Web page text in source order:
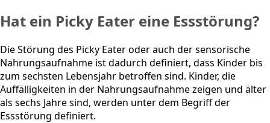
Hat ein Picky Eater eine Essstörung?
Die Störung des Picky Eater oder auch der sensorische
Nahrungsaufnahme ist dadurch definiert, dass Kinder bis
zum sechsten Lebensjahr betroffen sind. Kinder, die
Auffälligkeiten in der Nahrungsaufnahme zeigen und älter
als sechs Jahre sind, werden unter dem Begriff der
Essstörung definiert.